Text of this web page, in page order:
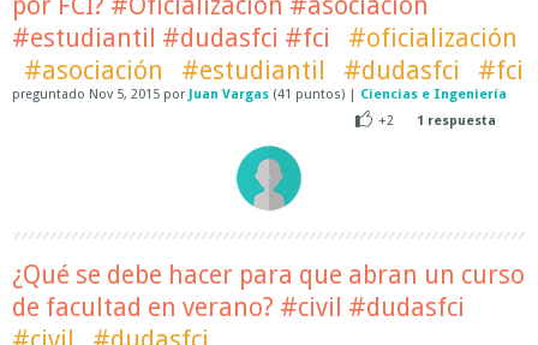
#estudiantil #dudasfci #fci
#oficialización
#asociación
#estudiantil #dudasfci #fci
preguntado Nov 5, 2015 por Juan Vargas (41 puntos) | Ciencias e Ingeniería
+2
1 respuesta
¿Qué se debe hacer para que abran un curso
de facultad en verano? #civil #dudasfci
#civil
#dudasfci